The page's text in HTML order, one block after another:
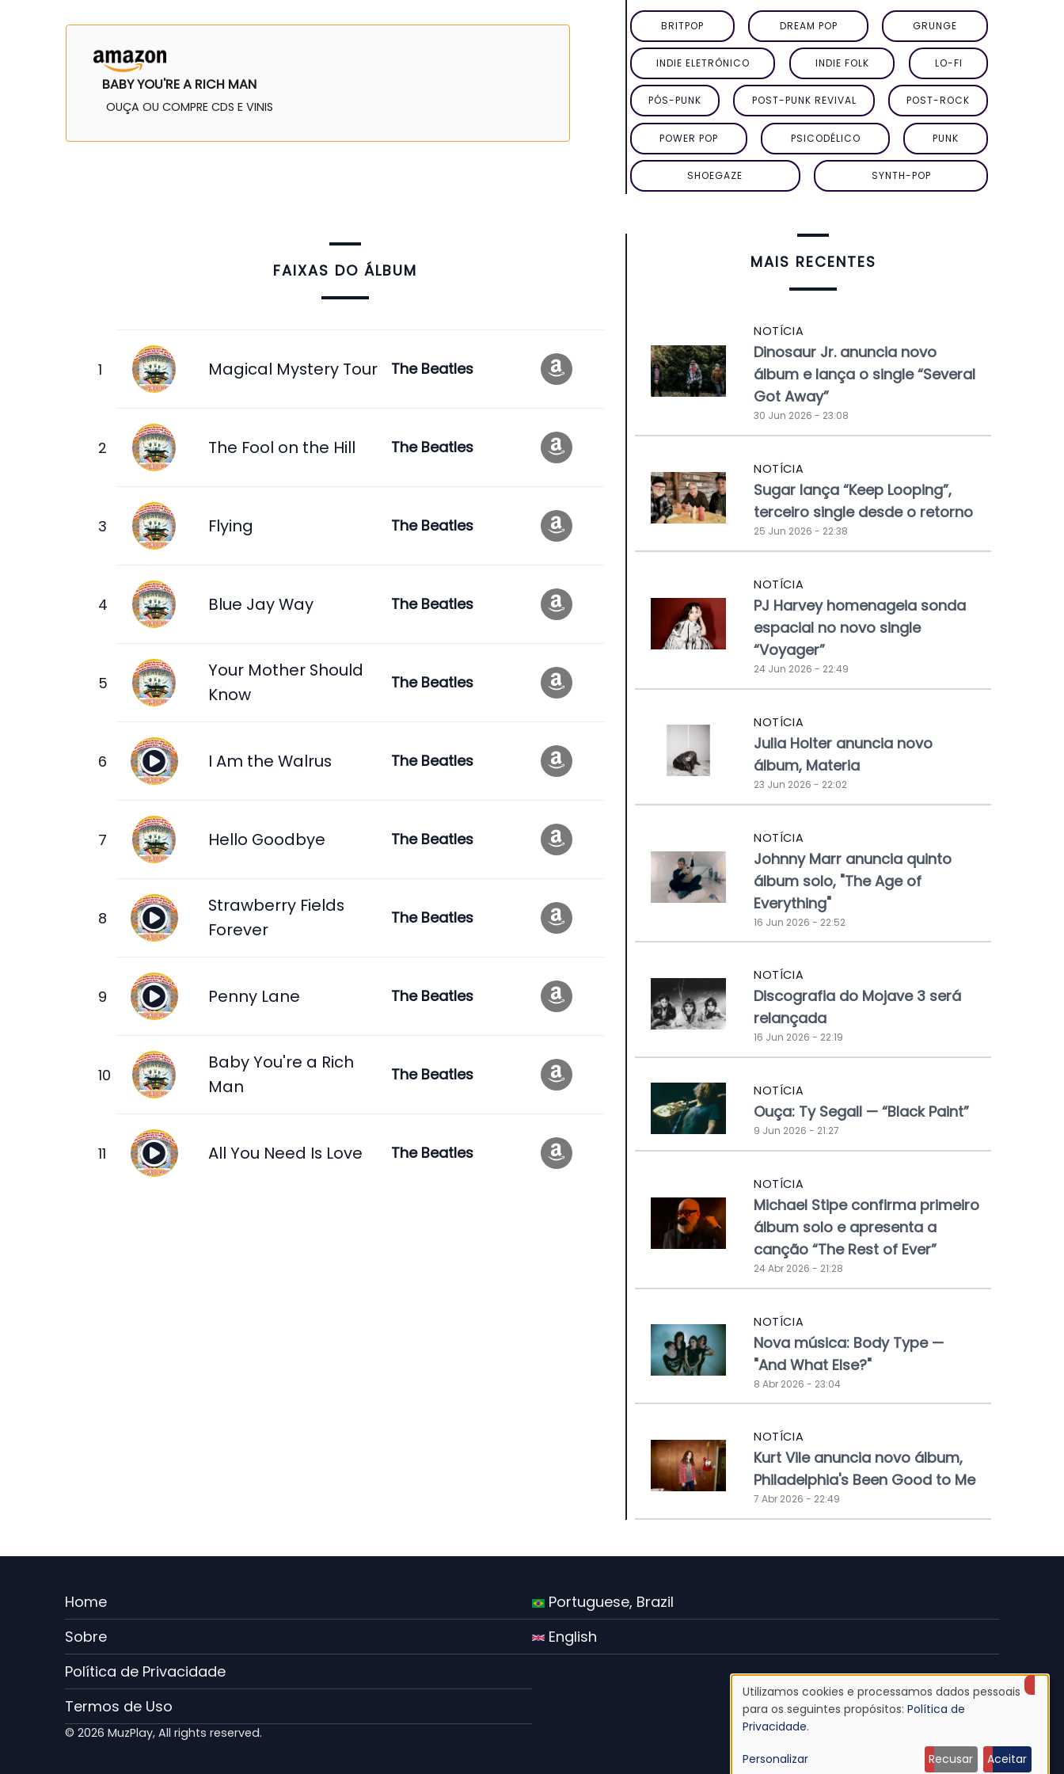
BABY YOU'RE A RICH MAN
OUÇA OU COMPRE CDS E VINIS
FAIXAS DO ÁLBUM
Magical Mystery Tour The Beatles
The Fool on the Hill The Beatles
Flying The Beatles
Blue Jay Way The Beatles
Your Mother Should
Know
The Beatles
I Am the Walrus The Beatles
Hello Goodbye The Beatles
Strawberry Fields
Forever
The Beatles
Penny Lane The Beatles
Baby You're a Rich
Man
The Beatles
All You Need Is Love The Beatles
BRITPOP DREAM POP GRUNGE
INDIE ELETRÔNICO INDIE FOLK LO-FI
PÓS-PUNK POST-PUNK REVIVAL POST-ROCK
POWER POP PSICODÉLICO PUNK
SHOEGAZE SYNTH-POP
MAIS RECENTES
NOTÍCIA
Dinosaur Jr. anuncia novo
álbum e lança o single “Several
Got Away”
30 Jun 2026 - 23:08
NOTÍCIA
Sugar lança “Keep Looping”,
terceiro single desde o retorno
25 Jun 2026 - 22:38
NOTÍCIA
PJ Harvey homenageia sonda
espacial no novo single
“Voyager”
24 Jun 2026 - 22:49
NOTÍCIA
Julia Holter anuncia novo
álbum, Materia
23 Jun 2026 - 22:02
NOTÍCIA
Johnny Marr anuncia quinto
álbum solo, "The Age of
Everything"
16 Jun 2026 - 22:52
NOTÍCIA
Discografia do Mojave 3 será
relançada
16 Jun 2026 - 22:19
NOTÍCIA
Ouça: Ty Segall — “Black Paint”
9 Jun 2026 - 21:27
NOTÍCIA
Michael Stipe confirma primeiro
álbum solo e apresenta a
canção “The Rest of Ever”
24 Abr 2026 - 21:28
NOTÍCIA
Nova música: Body Type —
"And What Else?"
8 Abr 2026 - 23:04
NOTÍCIA
Kurt Vile anuncia novo álbum,
Philadelphia's Been Good to Me
7 Abr 2026 - 22:49
Menu
Rodape
PT
Home
Sobre
Política de Privacidade
Termos de Uso
Portuguese, Brazil
English
© 2026 MuzPlay, All rights reserved.
Uso
de
Utilizamos cookies e processamos dados pessoais
para os seguintes propósitos: Política de
Privacidade.
Personalizar Recusar Aceitar